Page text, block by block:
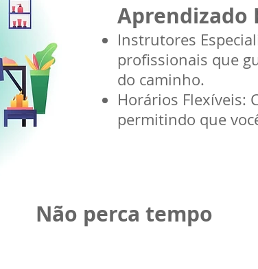
Aprendizado
Instrutores
profissionais que
do caminho.
Horários Flexíveis:
permitindo que
Não perca tempo